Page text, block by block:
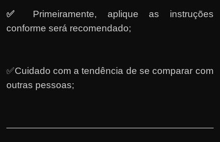
✅ Primeiramente, aplique as instruções
conforme será recomendado;
✅Cuidado com a tendência de se comparar com
outras pessoas;